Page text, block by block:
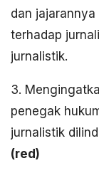
dan
terhadap
jurnalistik.
3.
penegak
jurnalistik
(red)